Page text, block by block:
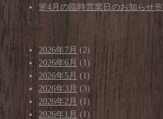
🌸4月の臨時営業日のお知らせ🌸
Archive
2026年7月 (2)
2026年6月 (1)
2026年5月 (1)
2026年3月 (3)
2026年2月 (1)
2026年1月 (1)